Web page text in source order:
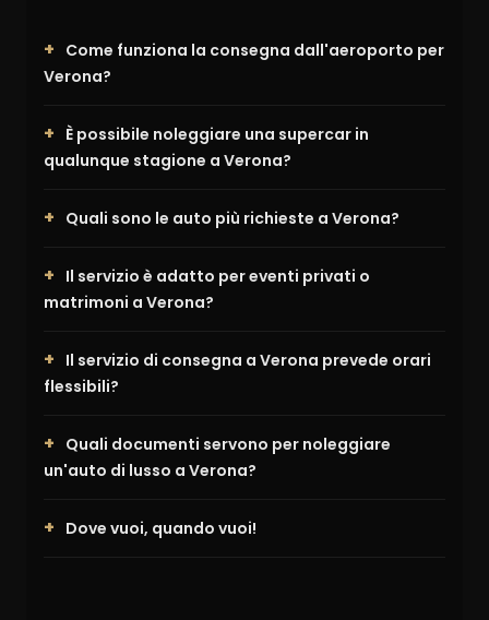
Come funziona la consegna dall'aeroporto per
Verona?
È possibile noleggiare una supercar in
qualunque stagione a Verona?
Quali sono le auto più richieste a Verona?
Il servizio è adatto per eventi privati o
matrimoni a Verona?
Il servizio di consegna a Verona prevede orari
flessibili?
Quali documenti servono per noleggiare
un'auto di lusso a Verona?
Dove vuoi, quando vuoi!